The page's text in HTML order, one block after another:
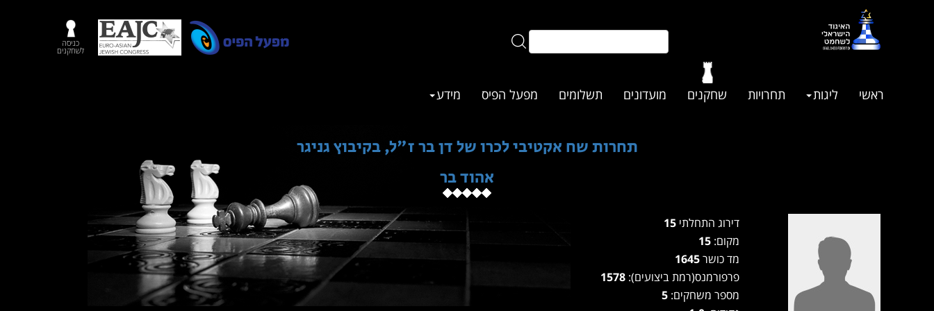
כניסה
לשחקנים
ראשי ליגות תחרויות שחקנים מועדונים תשלומים מפעל הפיס מידע
תחרות שח אקטיבי לכרו של דן בר ז"ל, בקיבוץ גניגר
אהוד בר
דירוג התחלתי 15
מקום: 15
מד כושר1645
פרפורמנס(רמת ביצועים): 1578
מספר משחקים: 5